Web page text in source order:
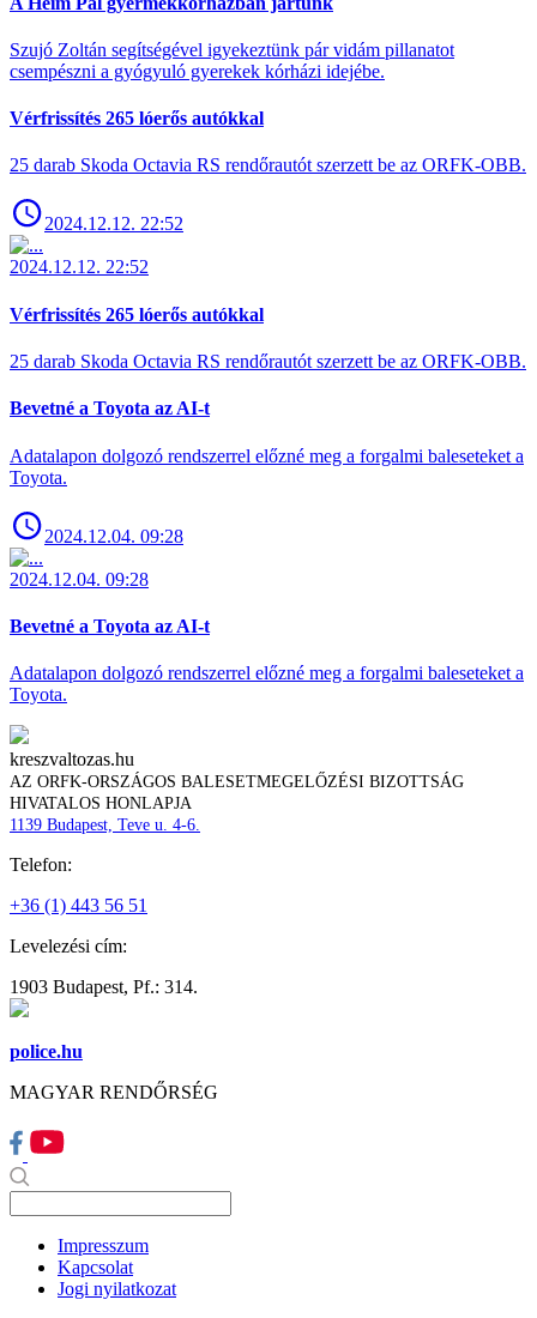
Szujó Zoltán segítségével igyekeztünk pár vidám pillanatot
csempészni a gyógyuló gyerekek kórházi idejébe.
Vérfrissítés 265 lóerős autókkal
25 darab Skoda Octavia RS rendőrautót szerzett be az ORFK-OBB.
2024.12.12. 22:52
2024.12.12. 22:52
Vérfrissítés 265 lóerős autókkal
25 darab Skoda Octavia RS rendőrautót szerzett be az ORFK-OBB.
Bevetné a Toyota az AI-t
Adatalapon dolgozó rendszerrel előzné meg a forgalmi baleseteket a
Toyota.
2024.12.04. 09:28
2024.12.04. 09:28
Bevetné a Toyota az AI-t
Adatalapon dolgozó rendszerrel előzné meg a forgalmi baleseteket a
Toyota.
kreszvaltozas.hu
AZ ORFK-ORSZÁGOS BALESETMEGELŐZÉSI BIZOTTSÁG
HIVATALOS HONLAPJA
1139 Budapest, Teve u. 4-6.
Telefon:
+36 (1) 443 56 51
Levelezési cím:
1903 Budapest, Pf.: 314.
police.hu
MAGYAR RENDŐRSÉG
Impresszum
Kapcsolat
Jogi nyilatkozat